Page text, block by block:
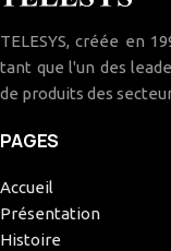
TELESYS, créée en
tant que l'un des
de produits des
PAGES
Accueil
Présentation
Histoire